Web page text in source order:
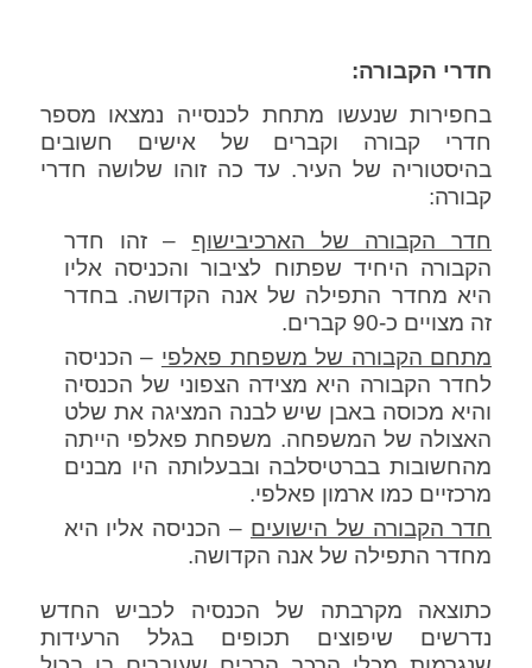
חדרי הקבורה:
בחפירות שנעשו מתחת לכנסייה נמצאו מספר
חדרי קבורה וקברים של אישים חשובים
בהיסטוריה של העיר. עד כה זוהו שלושה חדרי
קבורה:
חדר הקבורה של הארכיבישוף – זהו חדר
הקבורה היחיד שפתוח לציבור והכניסה אליו
היא מחדר התפילה של אנה הקדושה. בחדר
זה מצויים כ-90 קברים.
מתחם הקבורה של משפחת פאלפי – הכניסה
לחדר הקבורה היא מצידה הצפוני של הכנסיה
והיא מכוסה באבן שיש לבנה המציגה את שלט
האצולה של המשפחה. משפחת פאלפי הייתה
מהחשובות בברטיסלבה ובבעלותה היו מבנים
מרכזיים כמו ארמון פאלפי.
חדר הקבורה של הישועים – הכניסה אליו היא
מחדר התפילה של אנה הקדושה.
כתוצאה מקרבתה של הכנסיה לכביש החדש
נדרשים שיפוצים תכופים בגלל הרעידות